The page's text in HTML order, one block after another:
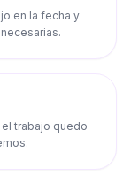
en la fecha y
trabajo quedo